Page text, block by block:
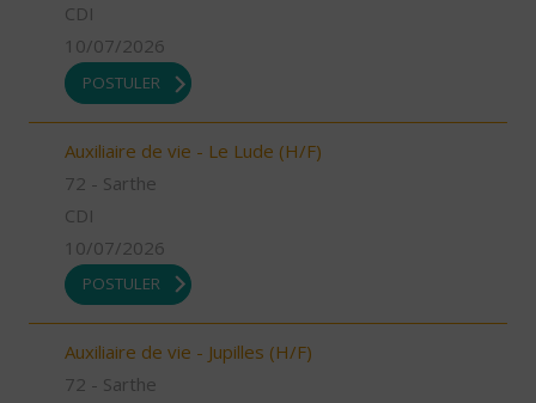
CDI
10/07/2026
POSTULER
Auxiliaire de vie - Le Lude (H/F)
72 - Sarthe
CDI
10/07/2026
POSTULER
Auxiliaire de vie - Jupilles (H/F)
72 - Sarthe